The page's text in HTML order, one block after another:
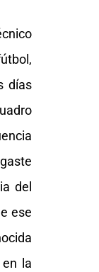
días
del
ese
la